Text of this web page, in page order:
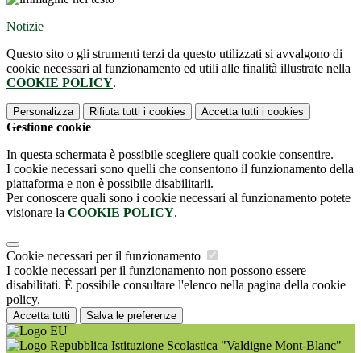
Notizie
Questo sito o gli strumenti terzi da questo utilizzati si avvalgono di
cookie necessari al funzionamento ed utili alle finalità illustrate nella
COOKIE POLICY.
Personalizza Rifiuta tutti i cookies Accetta tutti i cookies
Gestione cookie
In questa schermata è possibile scegliere quali cookie consentire.
I cookie necessari sono quelli che consentono il funzionamento della
piattaforma e non è possibile disabilitarli.
Per conoscere quali sono i cookie necessari al funzionamento potete
visionare la COOKIE POLICY.
Cookie necessari per il funzionamento
I cookie necessari per il funzionamento non possono essere
disabilitati. È possibile consultare l'elenco nella pagina della cookie
policy.
Accetta tutti Salva le preferenze
Istituzione Scolastica "Valdigne Mont-Blanc"